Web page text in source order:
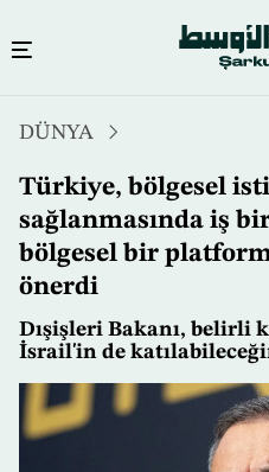
içeriğe
atla
DÜNYA
Türkiye, bölgesel
sağlanmasında iş
bölgesel bir
önerdi
Dışişleri Bakanı, belirli
İsrail'in de